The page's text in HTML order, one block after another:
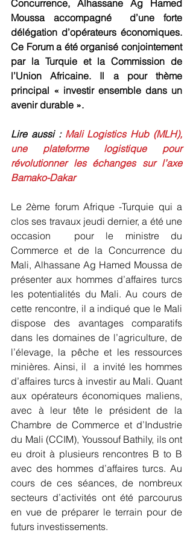
Concurrence, Alhassane Ag Hamed
Moussa accompagné  d’une forte
délégation d’opérateurs économiques.
Ce Forum a été organisé conjointement
par la Turquie et la Commission de
l’Union Africaine. Il a pour thème
principal « investir ensemble dans un
avenir durable ».
Lire aussi : Mali Logistics Hub (MLH),
une plateforme logistique pour
révolutionner les échanges sur l’axe
Bamako-Dakar
Le 2ème forum Afrique -Turquie qui a
clos ses travaux jeudi dernier, a été une
occasion  pour le ministre du
Commerce et de la Concurrence du
Mali, Alhassane Ag Hamed Moussa de
présenter aux hommes d’affaires turcs
les potentialités du Mali. Au cours de
cette rencontre, il a indiqué que le Mali
dispose des avantages comparatifs
dans les domaines de l’agriculture, de
l’élevage, la pêche et les ressources
minières. Ainsi, il  a invité les hommes
d’affaires turcs à investir au Mali. Quant
aux opérateurs économiques maliens,
avec à leur tête le président de la
Chambre de Commerce et d’Industrie
du Mali (CCIM), Youssouf Bathily, ils ont
eu droit à plusieurs rencontres B to B
avec des hommes d’affaires turcs. Au
cours de ces séances, de nombreux
secteurs d’activités ont été parcourus
en vue de préparer le terrain pour de
futurs investissements.